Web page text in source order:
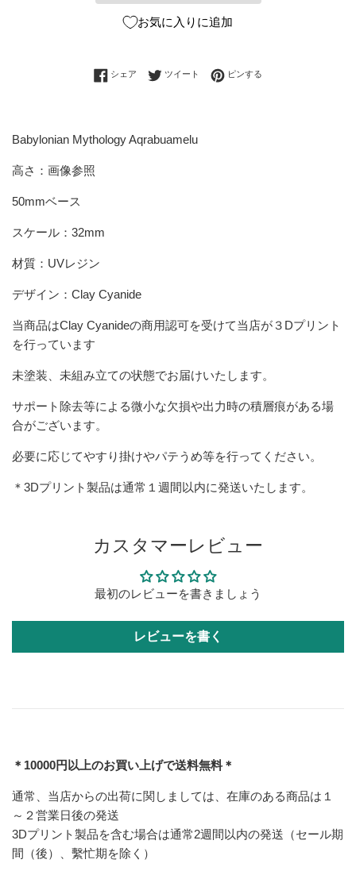
お気に入りに追加
シェア Facebookでシェアする
ツイート Twitterに投稿する
ピンする
Babylonian Mythology Aqrabuamelu
高さ：画像参照
50mmベース
スケール：32mm
材質：UVレジン
デザイン：Clay Cyanide
当商品はClay Cyanideの商用認可を受けて当店が３Dプリント
を行っています
未塗装、未組み立ての状態でお届けいたします。
サポート除去等による微小な欠損や出力時の積層痕がある場
合がございます。
必要に応じてやすり掛けやパテうめ等を行ってください。
＊3Dプリント製品は通常１週間以内に発送いたします。
カスタマーレビュー
最初のレビューを書きましょう
レビューを書く
＊10000円以上のお買い上げで送料無料＊
通常、当店からの出荷に関しましては、在庫のある商品は１
～２営業日後の発送
3Dプリント製品を含む場合は通常2週間以内の発送（セール期
間（後）、繫忙期を除く）